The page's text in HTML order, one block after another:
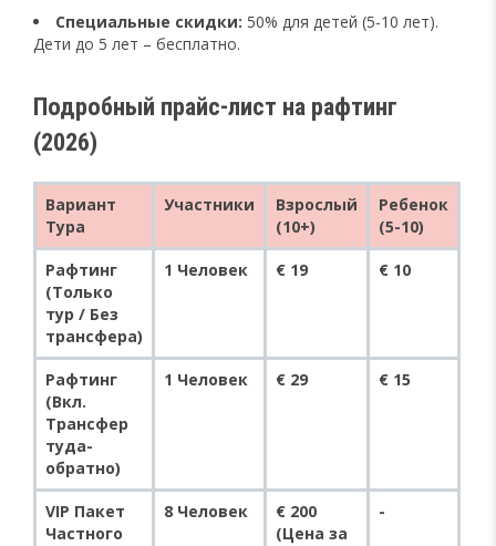
Специальные скидки: 50% для детей (5-10 лет).
Дети до 5 лет – бесплатно.
Подробный прайс-лист на рафтинг
(2026)
Вариант
Тура
Участники
Взрослый
(10+)
Ребенок
(5-10)
Рафтинг
(Только
тур / Без
трансфера)
1 Человек € 19 € 10
Рафтинг
(Вкл.
Трансфер
туда-
обратно)
1 Человек € 29 € 15
VIP Пакет
Частного
8 Человек
€ 200
(Цена за
-